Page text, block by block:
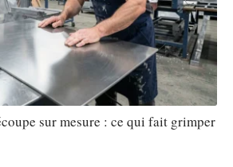
sur mesure : ce qui fait grimper